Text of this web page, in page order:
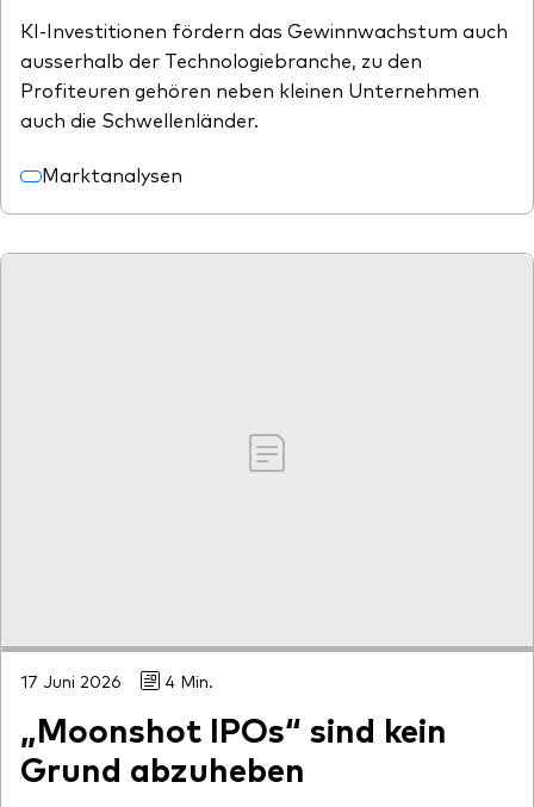
KI-Investitionen fördern das Gewinnwachstum auch
ausserhalb der Technologiebranche, zu den
Profiteuren gehören neben kleinen Unternehmen
auch die Schwellenländer.
Marktanalysen
17 Juni 2026 4 Min.
„Moonshot IPOs“ sind kein
Grund abzuheben